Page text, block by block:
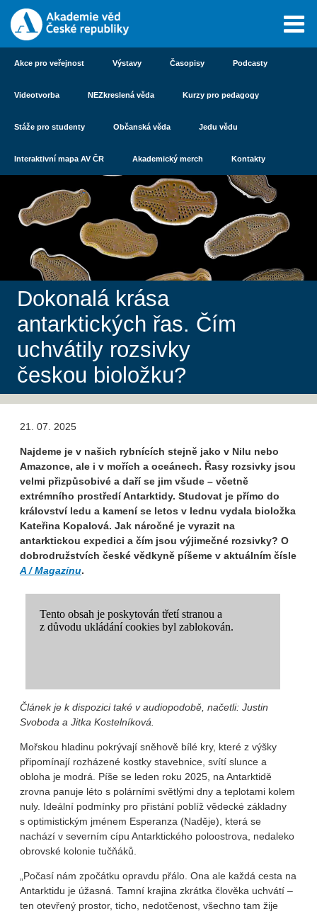
Akce pro veřejnost Výstavy Časopisy Podcasty
Videotvorba NEZkreslená věda Kurzy pro pedagogy
Stáže pro studenty Občanská věda Jedu vědu
Interaktivní mapa AV ČR Akademický merch Kontakty
Dokonalá krása
antarktických řas. Čím
uchvátily rozsivky
českou bioložku?
21. 07. 2025
Najdeme je v našich rybnících stejně jako v Nilu nebo
Amazonce, ale i v mořích a oceánech. Řasy rozsivky jsou
velmi přizpůsobivé a daří se jim všude – včetně
extrémního prostředí Antarktidy. Studovat je přímo do
království ledu a kamení se letos v lednu vydala bioložka
Kateřina Kopalová. Jak náročné je vyrazit na
antarktickou expedici a čím jsou výjimečné rozsivky? O
dobrodružstvích české vědkyně píšeme v aktuálním čísle
A / Magazínu.
Článek je k dispozici také v audiopodobě, načetli: Justin
Svoboda a Jitka Kostelníková.
Mořskou hladinu pokrývají sněhově bílé kry, které z výšky
připomínají rozházené kostky stavebnice, svítí slunce a
obloha je modrá. Píše se leden roku 2025, na Antarktidě
zrovna panuje léto s polárními světlými dny a teplotami kolem
nuly. Ideální podmínky pro přistání poblíž vědecké základny
s optimistickým jménem Esperanza (Naděje), která se
nachází v severním cípu Antarktického poloostrova, nedaleko
obrovské kolonie tučňáků.
„Počasí nám zpočátku opravdu přálo. Ona ale každá cesta na
Antarktidu je úžasná. Tamní krajina zkrátka člověka uchvátí –
ten otevřený prostor, ticho, nedotčenost, všechno tam žije